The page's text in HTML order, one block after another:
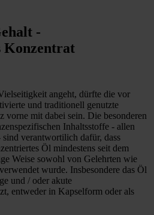
-
Konzentrat
angeht, dürfte die vor
und traditionell genutzte
vorne mit dabei sein. Die besonderen
Inhaltsstoffe - allen
verantwortilich dafür, dass
Öl mindestens seit dem
Weise sowohl von Gelehrten wie
wurde. Insbesondere das Öl
und / oder akute
entweder in Kapselform oder als